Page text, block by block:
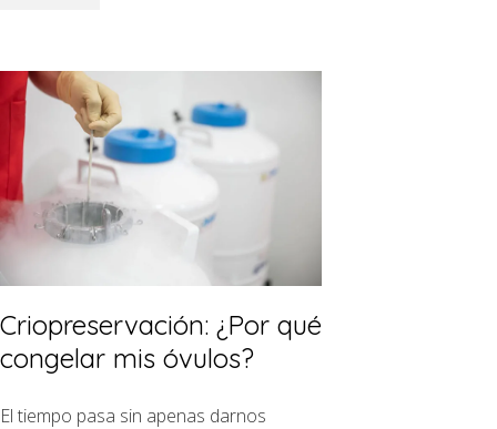
Criopreservación: ¿Por qué
congelar mis óvulos?
El tiempo pasa sin apenas darnos